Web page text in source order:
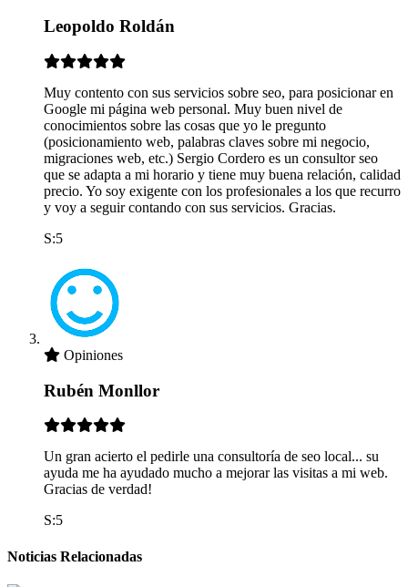
Leopoldo Roldán
Muy contento con sus servicios sobre seo, para posicionar en
Google mi página web personal. Muy buen nivel de
conocimientos sobre las cosas que yo le pregunto
(posicionamiento web, palabras claves sobre mi negocio,
migraciones web, etc.) Sergio Cordero es un consultor seo
que se adapta a mi horario y tiene muy buena relación, calidad
precio. Yo soy exigente con los profesionales a los que recurro
y voy a seguir contando con sus servicios. Gracias.
S:5
Opiniones
Rubén Monllor
Un gran acierto el pedirle una consultoría de seo local... su
ayuda me ha ayudado mucho a mejorar las visitas a mi web.
Gracias de verdad!
S:5
Noticias Relacionadas